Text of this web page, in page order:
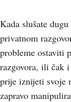
Kada slušate
privatnom
probleme ostaviti
razgovora, ili čak
prije iznijeti svoje
zapravo